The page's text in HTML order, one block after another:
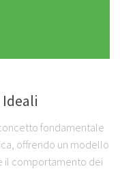
Ideali
fondamentale
offrendo un modello
il comportamento dei